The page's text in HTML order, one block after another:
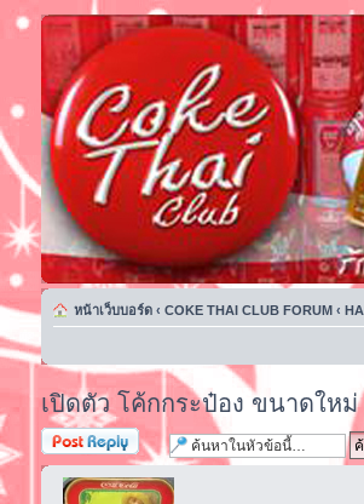
หน้าเว็บบอร์ด ‹ COKE THAI CLUB FORUM ‹
เปิดตัว โค้กกระป๋อง ขนาดใหม่
ตอบกระทู้